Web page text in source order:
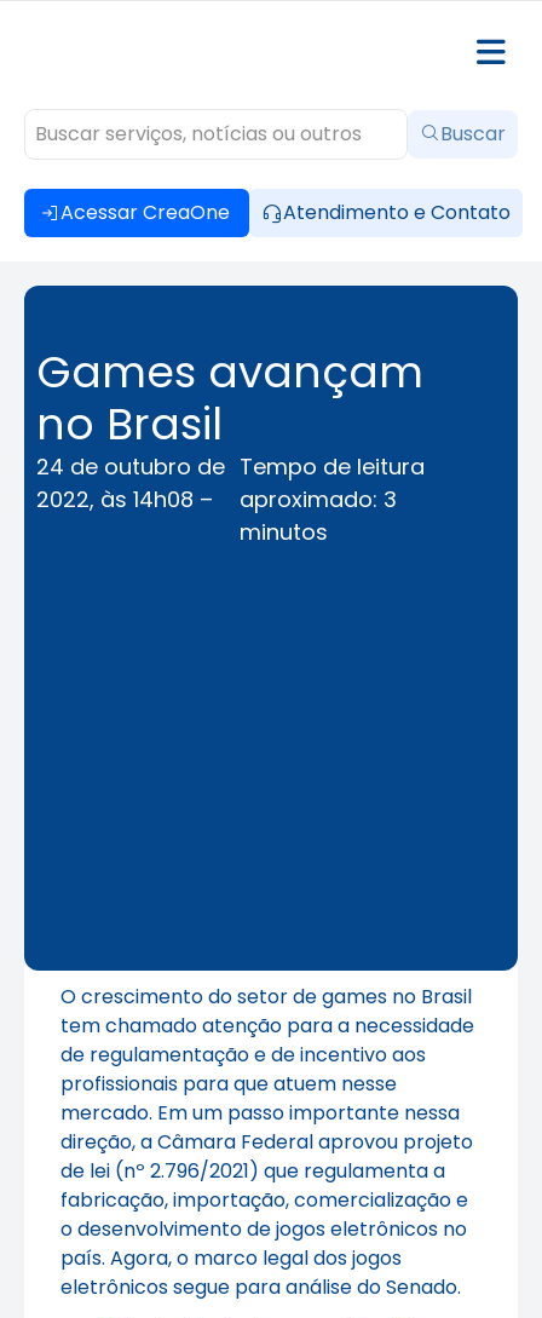
Acessar CreaOne Atendimento e Contato
Buscar
Games avançam
no Brasil
24 de outubro de
2022, às 14h08 –
Tempo de leitura
aproximado: 3
minutos
O crescimento do setor de games no Brasil
tem chamado atenção para a necessidade
de regulamentação e de incentivo aos
profissionais para que atuem nesse
mercado. Em um passo importante nessa
direção, a Câmara Federal aprovou projeto
de lei (nº 2.796/2021) que regulamenta a
fabricação, importação, comercialização e
o desenvolvimento de jogos eletrônicos no
país. Agora, o marco legal dos jogos
eletrônicos segue para análise do Senado.